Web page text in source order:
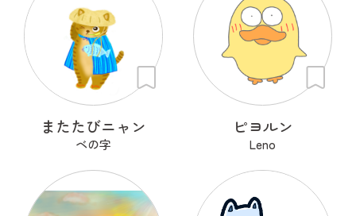
またたびニャン
ベの字
ピヨルン
Leno